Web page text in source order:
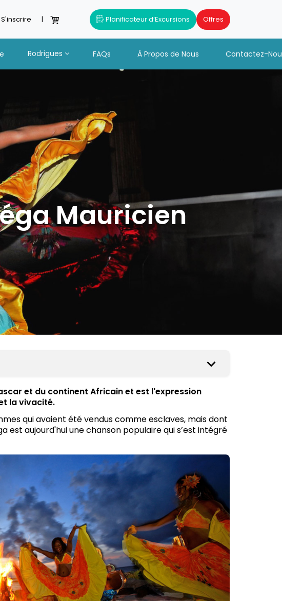
S'inscrire | Planificateur d’Excursions Offres
Rodrigues FAQs À Propos de Nous Contactez-
Mauricien
et du continent Africain et est l'expression
la vivacité.
qui avaient été vendus comme esclaves, mais dont
est aujourd'hui une chanson populaire qui s’est intégré